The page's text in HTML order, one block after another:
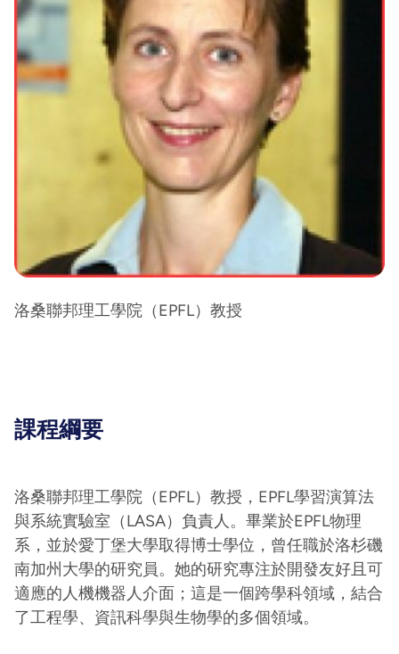
洛桑聯邦理工學院（EPFL）教授
課程綱要
洛桑聯邦理工學院（EPFL）教授，EPFL學習演算法
與系統實驗室（LASA）負責人。畢業於EPFL物理
系，並於愛丁堡大學取得博士學位，曾任職於洛杉磯
南加州大學的研究員。她的研究專注於開發友好且可
適應的人機機器人介面；這是一個跨學科領域，結合
了工程學、資訊科學與生物學的多個領域。